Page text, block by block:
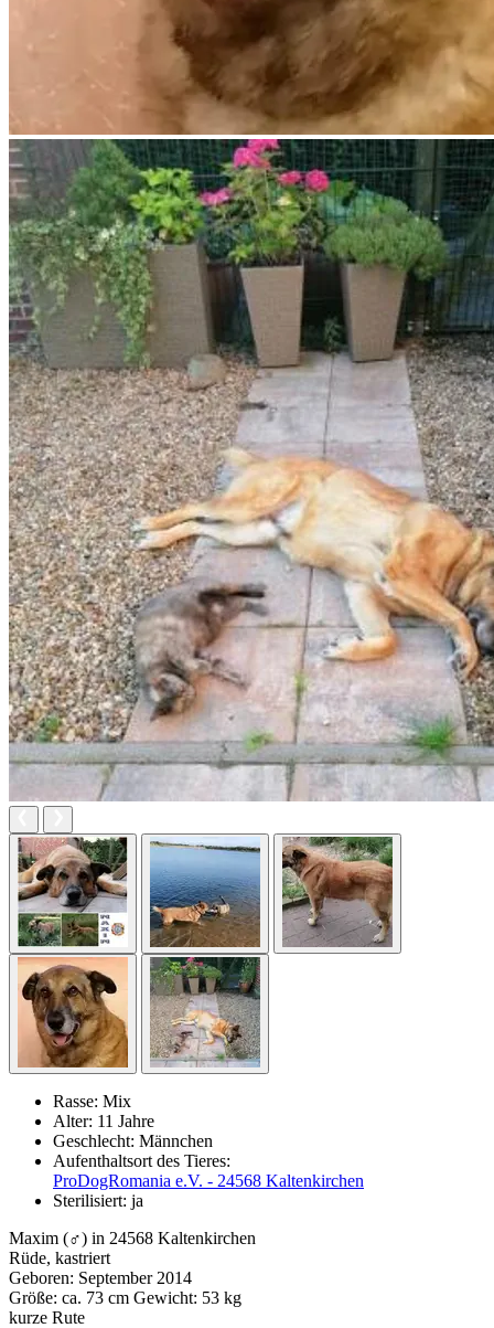
Rasse: Mix
Alter: 11 Jahre
Geschlecht: Männchen
Aufenthaltsort des Tieres:
ProDogRomania e.V. - 24568 Kaltenkirchen
Sterilisiert: ja
Maxim (♂) in 24568 Kaltenkirchen
Rüde, kastriert
Geboren: September 2014
Größe: ca. 73 cm Gewicht: 53 kg
kurze Rute